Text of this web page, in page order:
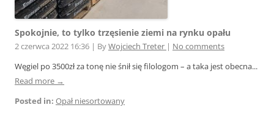
Spokojnie, to tylko trzęsienie ziemi na rynku opału
2 czerwca 2022 16:36 | ByWojciech Treter | No comments
Węgiel po 3500zł za tonę nie śnił się filologom – a taka jest obecna...
Read more →
Posted in: Opał niesortowany